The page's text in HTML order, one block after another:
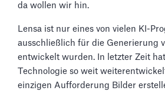
da wollen wir hin.
Lensa ist nur eines von vielen KI-
ausschließlich für die Generierung
entwickelt wurden. In letzter Zeit
Technologie so weit
einzigen Aufforderung Bilder